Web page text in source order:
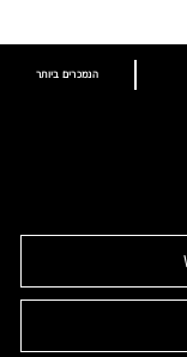
הנמכרים ביותר